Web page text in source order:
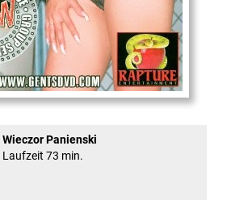
Wieczor Panienski
Laufzeit 73 min.